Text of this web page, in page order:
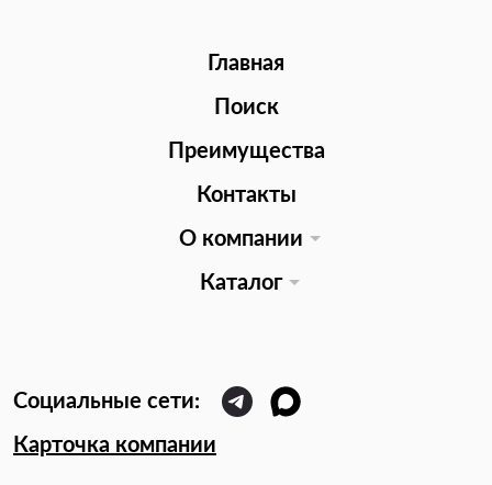
Главная
Поиск
Преимущества
Контакты
О компании
Каталог
Карточка компании